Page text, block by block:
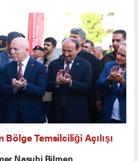
Temsilciliği Açılışı
Nasuhi Bilmen